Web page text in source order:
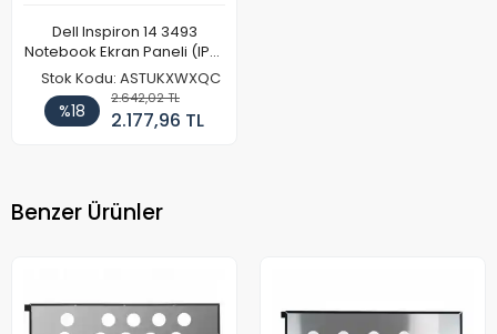
Dell Inspiron 14 3493
Notebook Ekran Paneli (IPS)
(FHD)
Stok Kodu: ASTUKXWXQC
%18
2.642,02 TL
2.177,96 TL
Benzer Ürünler